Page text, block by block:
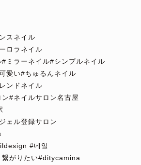
スネイル
ロラネイル
ミラーネイル#シンプルネイル
愛い#ちゅるんネイル
ンドネイル
#ネイルサロン名古屋
ェル登録サロン
#네일
繋がりたい#ditycamina